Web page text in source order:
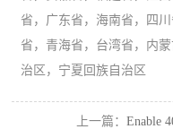
省，广东省，海南省，四
省，青海省，台湾省，内
治区，宁夏回族自治区
上一篇：Enable